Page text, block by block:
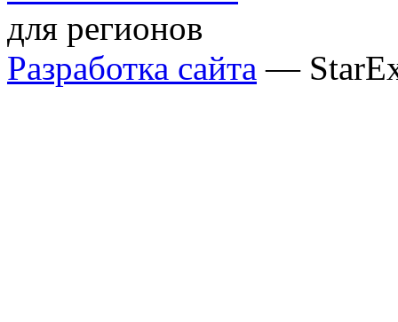
для регионов
Разработка сайта —